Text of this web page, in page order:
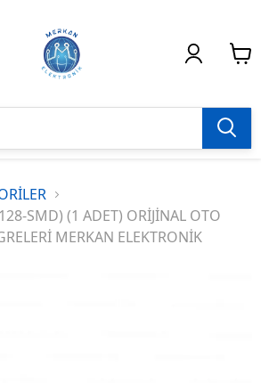
SMD) (1 ADET) ORİJİNAL OTO
MERKAN ELEKTRONİK